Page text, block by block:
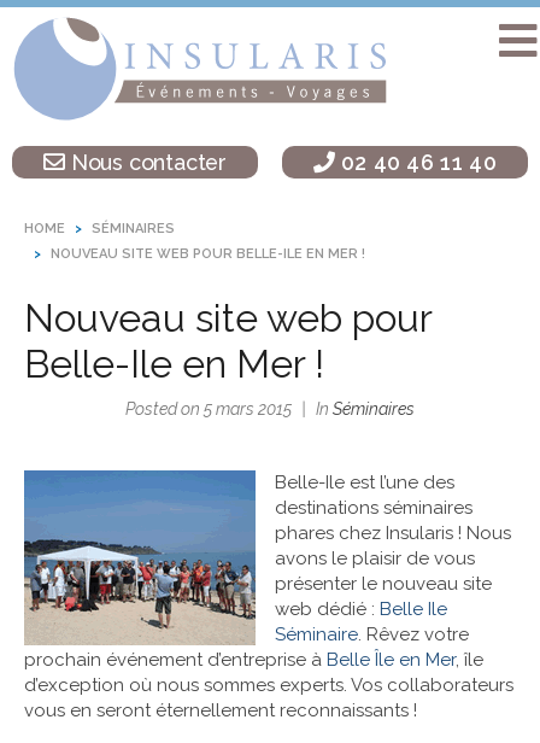
Accueil
Séminaire
sur une île
Teambuilding
Soirées
d’entreprise
Autres
destinations
Insularis
Actualités
Références
Contact
Nous contacter 02 40 46 11 40
HOME
SÉMINAIRES
NOUVEAU SITE WEB POUR BELLE-ILE EN MER !
Nouveau site web pour
Belle-Ile en Mer !
Posted on 5 mars 2015 In Séminaires
Belle-Ile est l’une des
destinations séminaires
phares chez Insularis ! Nous
avons le plaisir de vous
présenter le nouveau site
web dédié : Belle Ile
Séminaire. Rêvez votre
prochain événement d’entreprise à Belle Île en Mer, île
d’exception où nous sommes experts. Vos collaborateurs
vous en seront éternellement reconnaissants !